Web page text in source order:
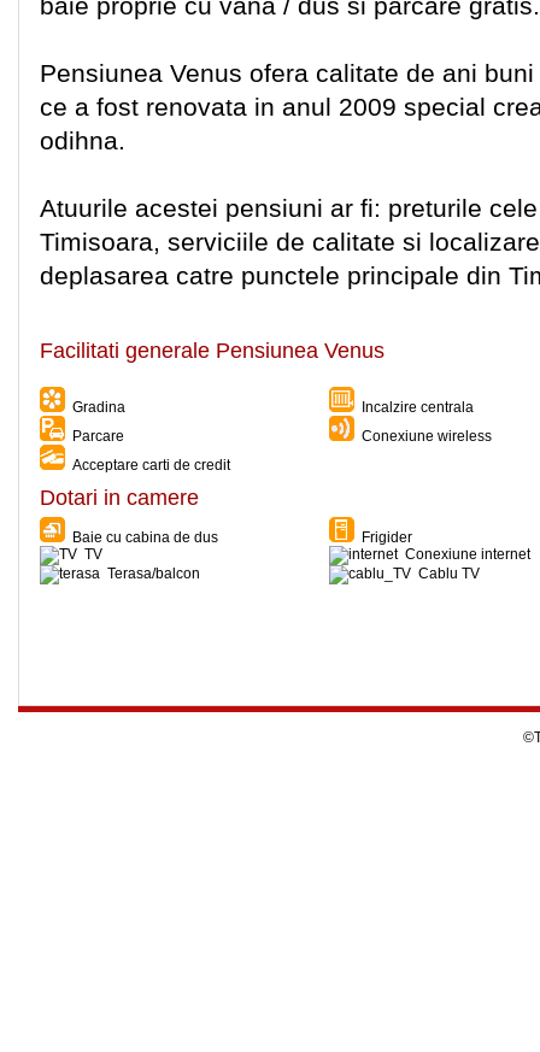
Pensiunea Venus ofera calitate de ani
ce a fost renovata in anul 2009 special
odihna.
Atuurile acestei pensiuni ar fi: preturile
Timisoara, serviciile de calitate si
deplasarea catre punctele principale din
Facilitati generale Pensiunea Venus
Gradina
Incalzire centrala
Parcare
Conexiune wireless
Acceptare carti de credit
Dotari in camere
Baie cu cabina de dus
Frigider
TV
Conexiune internet
Terasa/balcon
Cablu TV